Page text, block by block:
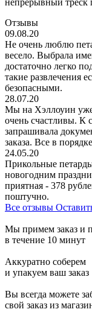
Отзывы
09.08.20
Не очень люблю
весело. Выбрала
достаточно легко
такие развлечения
безопасными.
28.07.20
Мы на Хэллоуин
очень счастливы. К
запрашивала
заказа. Все в
24.05.20
Прикольные
новогодним
приятная - 378
поштучно.
Все отзывы
Мы примем заказ и
в течение 10 минут
Аккуратно соберем
и упакуем ваш заказ
Вы всегда можете
свой заказ из